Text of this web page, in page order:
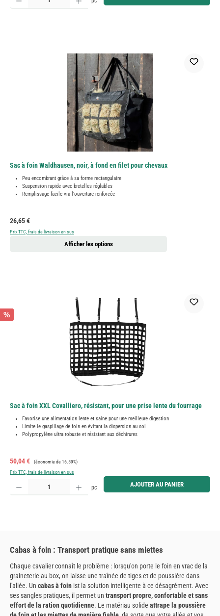
Sac à foin Waldhausen, noir, à fond en filet pour chevaux
Peu encombrant grâce à sa forme rectangulaire
Suspension rapide avec bretelles réglables
Remplissage facile via l'ouverture renforcée
Prix régulier :
26,65 €
Prix TTC, frais de livraison en sus
Afficher les options
%
Sac à foin XXL Covalliero, résistant, pour une prise lente du fourrage
Favorise une alimentation lente et saine pour une meilleure digestion
Limite le gaspillage de foin en évitant la dispersion au sol
Polypropylène ultra robuste et résistant aux déchirures
Prix de vente :
50,04 € Prix régulier :
(économie de 16.59%)
Prix TTC, frais de livraison en sus
Quantité de produit : Entrez la quantité souhaitée ou utilisez les boutons pour augmenter ou
pc AJOUTER AU PANIER
Cabas à foin : Transport pratique sans miettes
Chaque cavalier connaît le problème : lorsqu'on porte le foin en vrac de la
graineterie au box, on laisse une traînée de tiges et de poussière dans
l'allée. Un cabas à foin ist la solution intelligente à ce désagrément. Avec
ses sangles pratiques, il permet un transport propre, confortable et sans
effort de la ration quotidienne. Le matériau solide attrape la poussière